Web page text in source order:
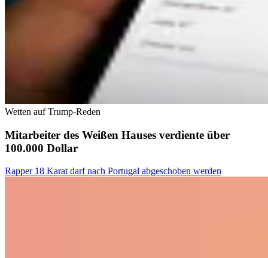
Wetten auf Trump-Reden
Mitarbeiter des Weißen Hauses verdiente über
100.000 Dollar
Rapper 18 Karat darf nach Portugal abgeschoben werden